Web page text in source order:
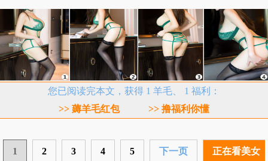
您已阅读完本文，获得 1 羊毛、 1 福利：
>> 薅羊毛红包
>> 撸福利你懂
1 2 3 4 5 下一页 正在看美女